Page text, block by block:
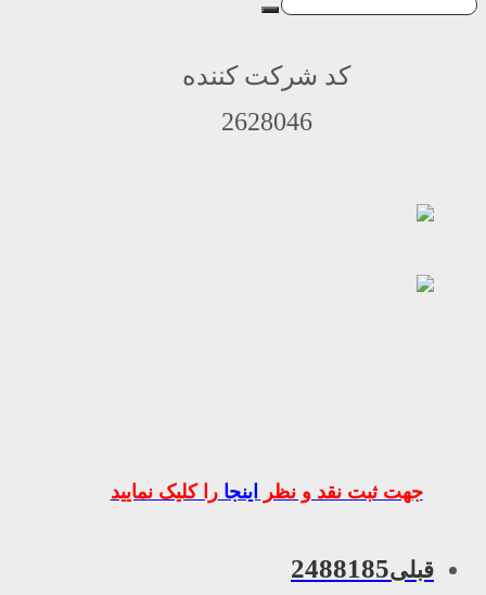
کد شرکت کننده
2628046
جهت ثبت نقد و نظر اینجارا کلیک نمایید
قبلی2488185